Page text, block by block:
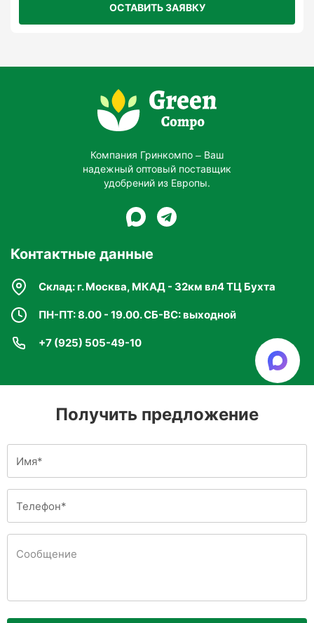
ОСТАВИТЬ ЗАЯВКУ
Компания Гринкомпо – Ваш
надежный оптовый поставщик
удобрений из Европы.
Контактные данные
Склад: г. Москва, МКАД - 32км вл4 ТЦ Бухта
ПН-ПТ: 8.00 - 19.00. СБ-ВС: выходной
+7 (925) 505-49-10
Получить предложение